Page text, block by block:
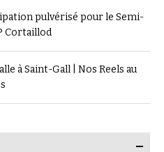
pulvérisé pour le Semi-
Cortaillod
à Saint-Gall | Nos Reels au